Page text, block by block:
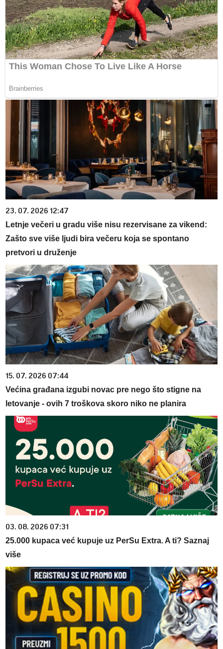
23. 07. 2026 12:47
Letnje večeri u gradu više nisu rezervisane za vikend:
Zašto sve više ljudi bira večeru koja se spontano
pretvori u druženje
15. 07. 2026 07:44
Većina građana izgubi novac pre nego što stigne na
letovanje - ovih 7 troškova skoro niko ne planira
03. 08. 2026 07:31
25.000 kupaca već kupuje uz PerSu Extra. A ti? Saznaj
više